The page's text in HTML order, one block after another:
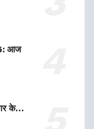
आज
के…